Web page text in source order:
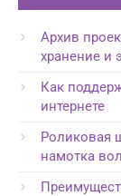
Архив
хранение и
Как
интернете
Роликовая
намотка